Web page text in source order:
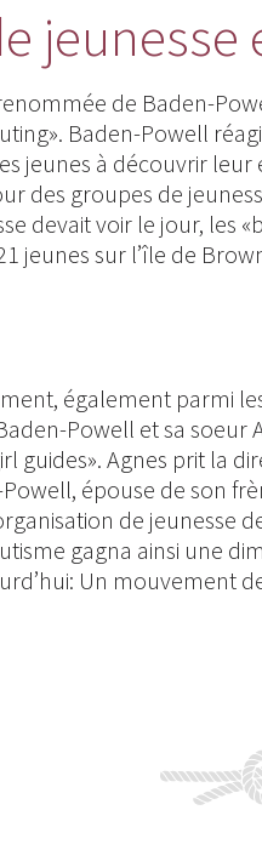
jeunesse
de Baden-
Baden-Powell
jeunes à découvrir
des groupes de
devait voir le jour, les
jeunes sur l’île de
également parmi
Powell et sa soeur
guides». Agnes prit la
épouse de son
de jeunesse
gagna ainsi une
Un mouvement